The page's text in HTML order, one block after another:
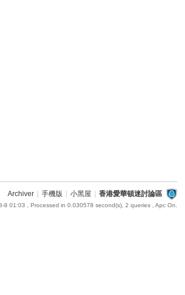
Archiver 手機版 小黑屋 香港愛華頓迷討論區
8 01:03 , Processed in 0.030578 second(s), 2 queries , Apc On.